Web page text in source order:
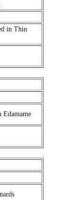
in Thin
Edamame